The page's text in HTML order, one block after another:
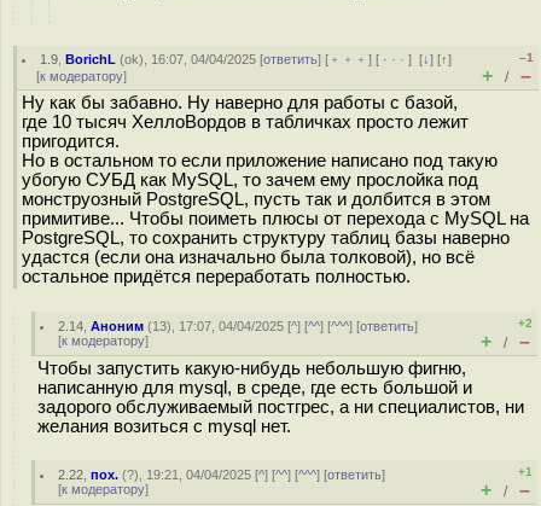
1.9 ,BorichL (ok), 16:07, 04/04/2025 [ответить] [ ﹢﹢﹢] [ · · ·][↓] [↑]
[к модератору]
–1
+ / –
Ну как бы забавно. Ну наверно для работы с базой,
где 10 тысяч ХеллоВордов в табличках просто лежит
пригодится.
Но в остальном то если приложение написано под такую
убогую СУБД как MySQL, то зачем ему прослойка под
монструозный PostgreSQL, пусть так и долбится в этом
примитиве... Чтобы поиметь плюсы от перехода с MySQL на
PostgreSQL, то сохранить структуру таблиц базы наверно
удастся (если она изначально была толковой), но всё
остальное придётся переработать полностью.
2.14 ,Аноним (13), 17:07, 04/04/2025 [^] [^^] [^^^] [ответить]
[к модератору]
+2
+ / –
Чтобы запустить какую-нибудь небольшую фигню,
написанную для mysql, в среде, где есть большой и
задорого обслуживаемый постгрес, а ни специалистов, ни
желания возиться с mysql нет.
2.22 ,пох. (?), 19:21, 04/04/2025 [^] [^^] [^^^] [ответить]
[к модератору]
+1
+ / –